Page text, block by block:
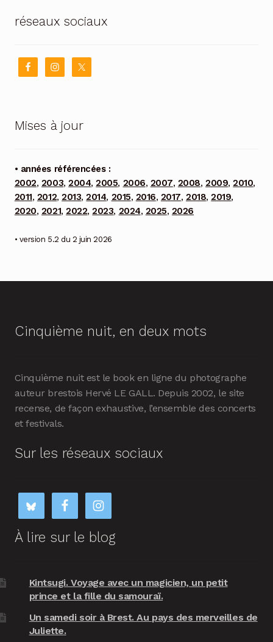
réseaux sociaux
Mises à jour
• années référencées :
2002, 2003,2004,2005, 2006, 2007, 2008,2009,2010,
2011, 2012,2013,2014, 2015, 2016, 2017,2018,2019,
2020, 2021,2022,2023, 2024, 2025, 2026
• version 5.2 du 2 juin 2026
Cinquième nuit, en deux mots
Cinquième nuit est le book en ligne du photographe
auteur brestois Hervé LE GALL. Depuis 2002, le site
recense, de façon exhaustive, l’ensemble des concerts
et festivals.
Sur les réseaux sociaux
À lire sur le blog
Kintsugi. Voyage avec un magicien, un petit
prince et la fille du samouraï.
Un samedi soir à Brest. Au pays des merveilles de
Juliette.